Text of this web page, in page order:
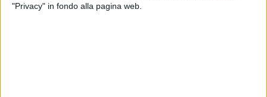
"Privacy" in fondo alla pagina web.